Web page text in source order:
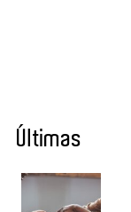
Últimas